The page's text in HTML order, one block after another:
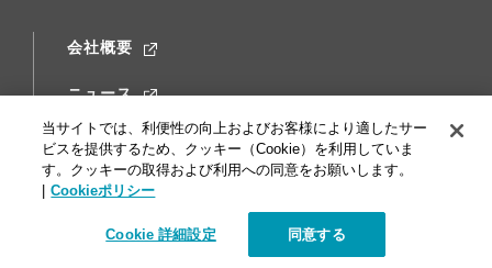
会社概要
ニュース
メディア
当サイトでは、利便性の向上およびお客様により適したサー
ビスを提供するため、クッキー（Cookie）を利用していま
す。クッキーの取得および利用への同意をお願いします。
Cookieポリシー
Cookie 詳細設定 同意する